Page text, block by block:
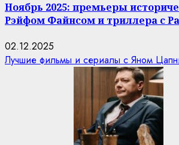
Ноябрь 2025: премьеры
Рэйфом Файнсом и триллера с
02.12.2025
Лучшие фильмы и сериалы с Яном